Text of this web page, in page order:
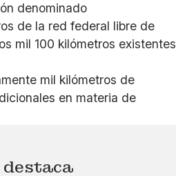
denominado
de la red federal libre de
mil 100 kilómetros existentes
mil kilómetros de
en materia de